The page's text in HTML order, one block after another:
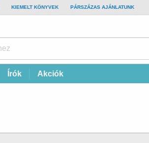
KIEMELT KÖNYVEK PÁRSZÁZAS AJÁNLATUNK
Írók Akciók